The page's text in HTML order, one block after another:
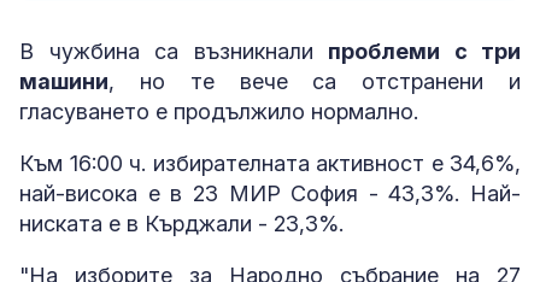
В чужбина са възникнали проблеми с три
машини, но те вече са отстранени и
гласуването е продължило нормално.
Към 16:00 ч. избирателната активност е 34,6%,
най-висока е в 23 МИР София - 43,3%. Най-
ниската е в Кърджали - 23,3%.
"На изборите за Народно събрание на 27